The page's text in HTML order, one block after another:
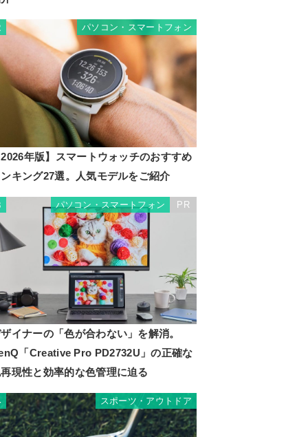
パソコン・スマートフォン
年版】スマートウォッチのおすすめ
キング27選。人気モデルをご紹介
パソコン・スマートフォン PR
イナーの「色が合わない」を解消。
「Creative Pro PD2732U」の正確な
現性と効率的な色管理に迫る
スポーツ・アウトドア